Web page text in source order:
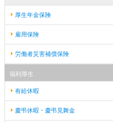
厚生年金保険
雇用保険
労働者災害補償保険
福利厚生
有給休暇
慶弔休暇・慶弔見舞金